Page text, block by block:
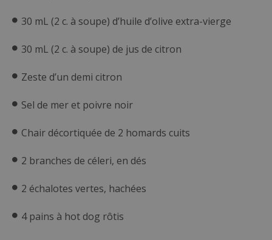
30 mL (2 c. à soupe) d’huile d’olive extra-vierge
30 mL (2 c. à soupe) de jus de citron
Zeste d’un demi citron
Sel de mer et poivre noir
Chair décortiquée de 2 homards cuits
2 branches de céleri, en dés
2 échalotes vertes, hachées
4 pains à hot dog rôtis